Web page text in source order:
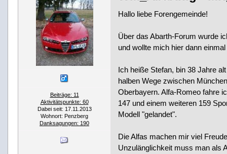
Beiträge: 11
Aktivitätspunkte: 60
Dabei seit: 17.11.2013
Wohnort: Penzberg
Danksagungen: 190
Hallo liebe Forengemeinde!
Über das Abarth-Forum wurde
und wollte mich hier dann
Ich heiße Stefan, bin 38 Jahre
halben Wege zwischen
Oberbayern. Alfa-Romeo fahre
147 und einem weiteren 159
Modell "gelandet".
Die Alfas machen mir viel
Unzulänglichkeit muss man als